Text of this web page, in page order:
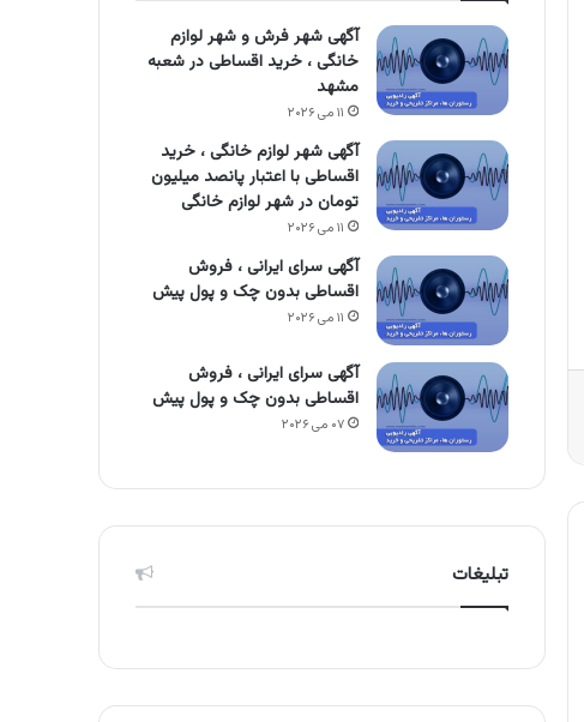
آگهی شهر فرش و شهر لوازم
خانگی ، خرید اقساطی در شعبه
مشهد
۱۱ می ۲۰۲۶
آگهی شهر لوازم خانگی ، خرید
اقساطی با اعتبار پانصد میلیون
تومان در شهر لوازم خانگی
۱۱ می ۲۰۲۶
آگهی سرای ایرانی ، فروش
اقساطی بدون چک و پول پیش
۱۱ می ۲۰۲۶
آگهی سرای ایرانی ، فروش
اقساطی بدون چک و پول پیش
۰۷ می ۲۰۲۶
تبلیغات